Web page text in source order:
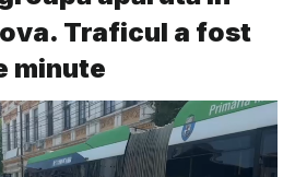
Traficul a fost
minute